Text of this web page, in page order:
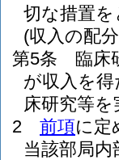
切な措置
(収入の配
第5条
臨床
が収入を
床研究等
2
前項に定
当該部局